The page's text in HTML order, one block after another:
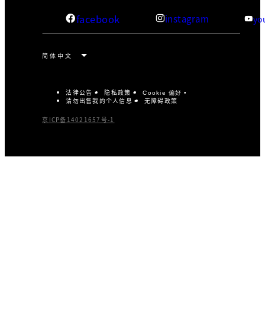
facebook instagram
法律公告 隐私政策 Cookie 偏好
请勿出售我的个人信息 无障碍政策
京ICP备14021657号-1